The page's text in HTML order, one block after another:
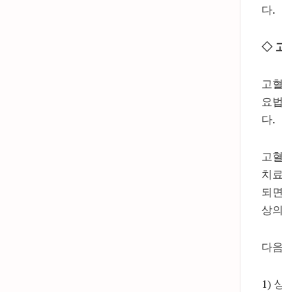
다.
◇
고
요
다.
고
치
되
상
다
1)